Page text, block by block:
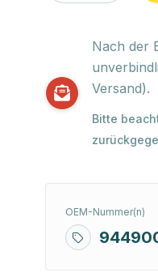
Nach der
Versand).
Bitte
OEM-Nummer(n)